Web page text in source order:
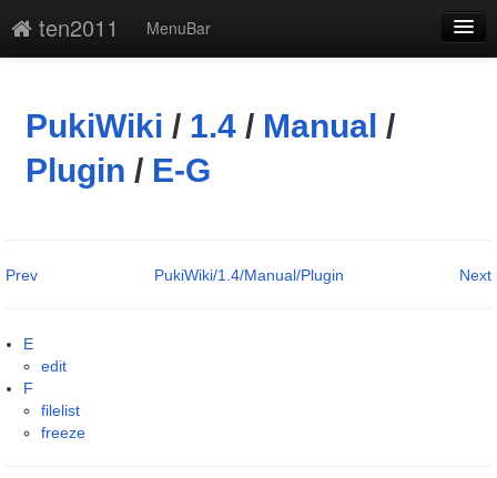
ten2011
MenuBar
添付
凍結解除
PukiWiki / 1.4 / Manual /
Plugin / E-G
Prev Next
PukiWiki/1.4/Manual/Plugin
E
edit
F
filelist
freeze